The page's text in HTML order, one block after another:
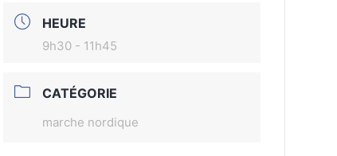
HEURE
9h30 - 11h45
CATÉGORIE
marche nordique